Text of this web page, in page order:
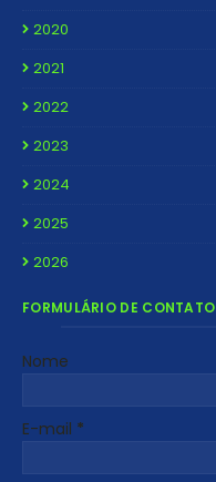
2020
2021
2022
2023
2024
2025
2026
FORMULÁRIO DE CONTATO
Nome
E-mail *